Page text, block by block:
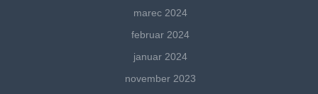
marec 2024
februar 2024
januar 2024
november 2023